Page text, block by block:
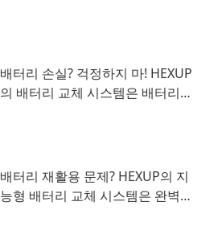
배터리 손실? 걱정하지 마! HEXUP
의 배터리 교체 시스템은 배터리
배터리 재활용 문제? HEXUP의 지
능형 배터리 교체 시스템은 완벽한